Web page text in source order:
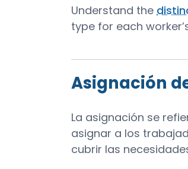
Understand the
type for each
Asignación
La asignación se
asignar a los
cubrir las